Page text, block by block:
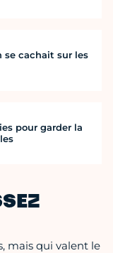
se cachait sur les
pour garder la
mais qui valent le